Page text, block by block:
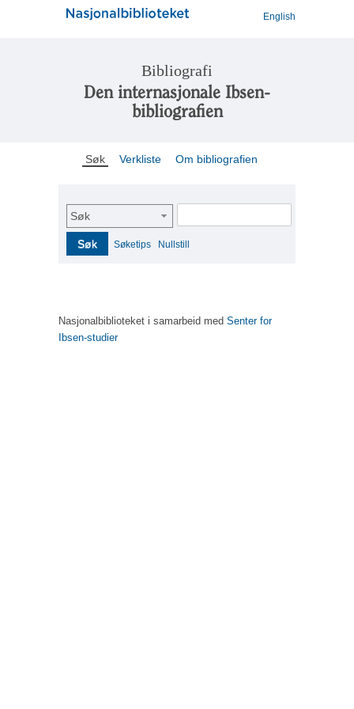
English
Bibliografi
Den internasjonale Ibsen-
bibliografien
Søk Verkliste Om bibliografien
Søk
Søk Søketips Nullstill
Nasjonalbiblioteket i samarbeid med Senter for
Ibsen-studier